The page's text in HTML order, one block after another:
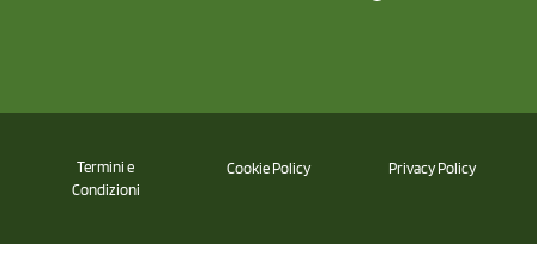
Termini e
Condizioni
Cookie Policy Privacy Policy